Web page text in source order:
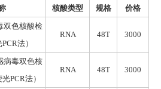
核酸类型 规格
价格
双色核酸检
PCR法）
RNA 48T 3000
病毒双色核
光PCR法）
RNA 48T 3000